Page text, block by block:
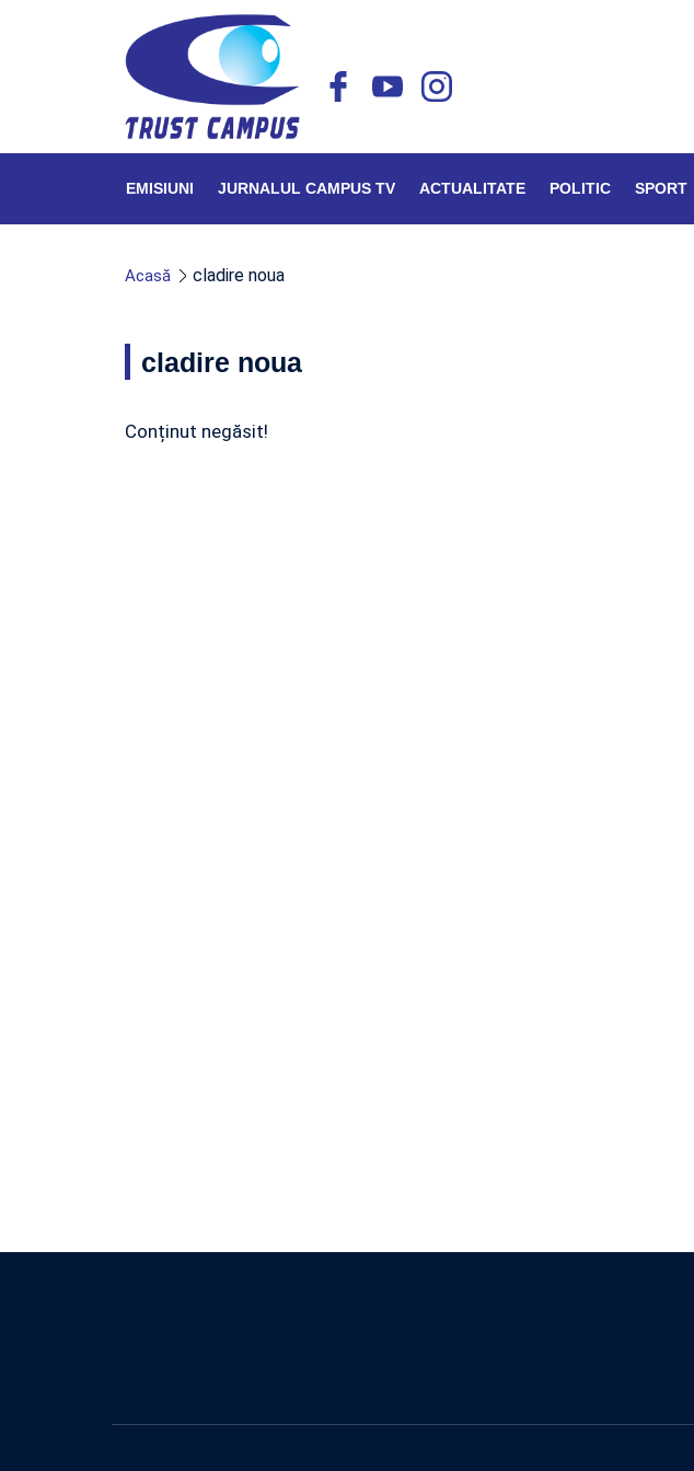
EMISIUNI JURNALUL CAMPUS TV ACTUALITATE POLITIC SPORT
Acasă cladire noua
cladire noua
Conținut negăsit!